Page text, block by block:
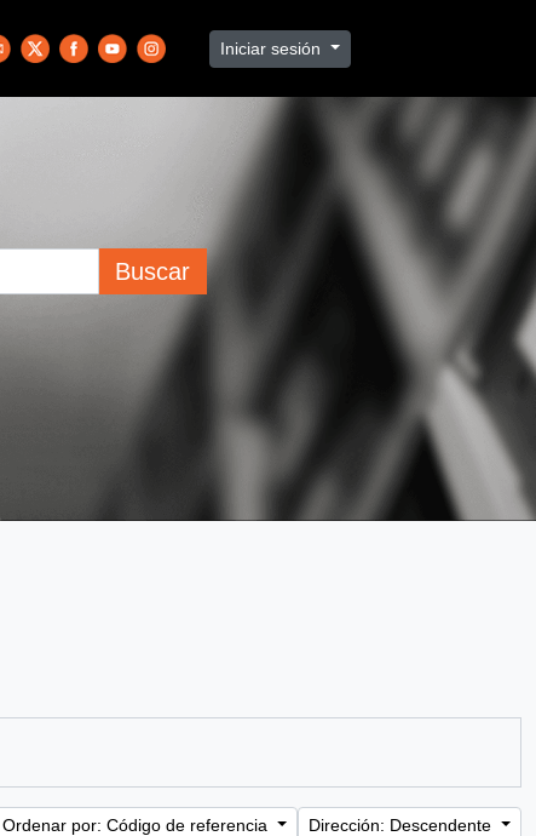
Iniciar sesión
Buscar
Ordenar por: Código de referencia Dirección: Descendente